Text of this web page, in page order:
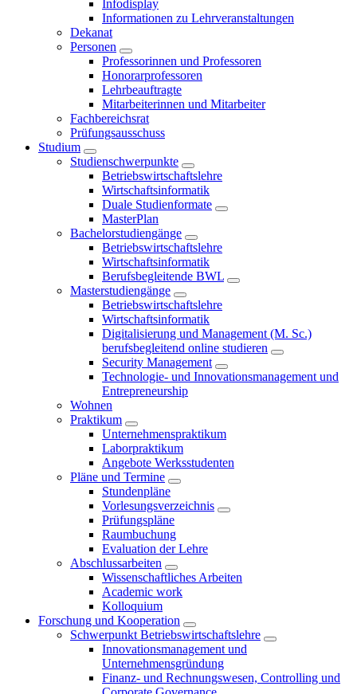
Infodisplay
Informationen zu Lehrveranstaltungen
Dekanat
Personen
Professorinnen und Professoren
Honorarprofessoren
Lehrbeauftragte
Mitarbeiterinnen und Mitarbeiter
Fachbereichsrat
Prüfungsausschuss
Studium
Studienschwerpunkte
Betriebswirtschaftslehre
Wirtschaftsinformatik
Duale Studienformate
MasterPlan
Bachelorstudiengänge
Betriebswirtschaftslehre
Wirtschaftsinformatik
Berufsbegleitende BWL
Masterstudiengänge
Betriebswirtschaftslehre
Wirtschaftsinformatik
Digitalisierung und Management (M. Sc.)
berufsbegleitend online studieren
Security Management
Technologie- und Innovationsmanagement und
Entrepreneurship
Wohnen
Praktikum
Unternehmenspraktikum
Laborpraktikum
Angebote Werksstudenten
Pläne und Termine
Stundenpläne
Vorlesungsverzeichnis
Prüfungspläne
Raumbuchung
Evaluation der Lehre
Abschlussarbeiten
Wissenschaftliches Arbeiten
Academic work
Kolloquium
Forschung und Kooperation
Schwerpunkt Betriebswirtschaftslehre
Innovationsmanagement und
Unternehmensgründung
Finanz- und Rechnungswesen, Controlling und